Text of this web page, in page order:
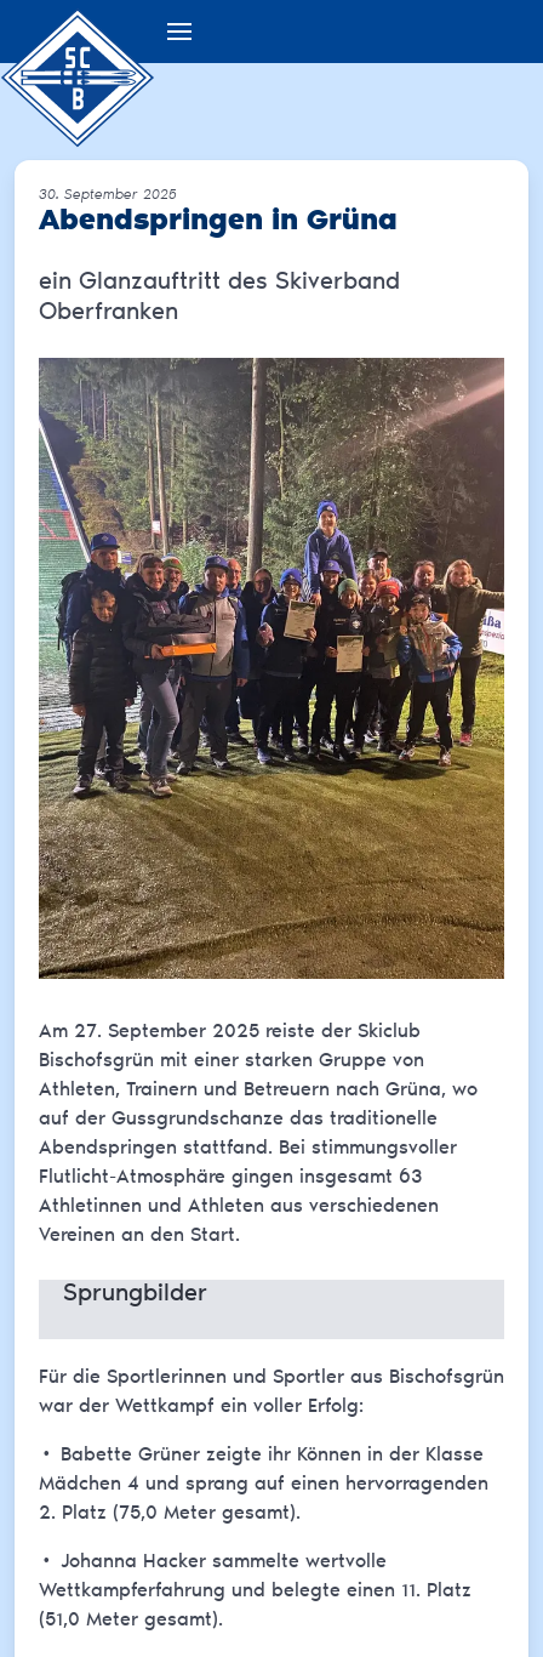
30. September 2025
Abendspringen in Grüna
ein Glanzauftritt des Skiverband
Oberfranken
Am 27. September 2025 reiste der Skiclub
Bischofsgrün mit einer starken Gruppe von
Athleten, Trainern und Betreuern nach Grüna, wo
auf der Gussgrundschanze das traditionelle
Abendspringen stattfand. Bei stimmungsvoller
Flutlicht-Atmosphäre gingen insgesamt 63
Athletinnen und Athleten aus verschiedenen
Vereinen an den Start.
Sprungbilder
Für die Sportlerinnen und Sportler aus Bischofsgrün
war der Wettkampf ein voller Erfolg:
• Babette Grüner zeigte ihr Können in der Klasse
Mädchen 4 und sprang auf einen hervorragenden
2. Platz (75,0 Meter gesamt).
• Johanna Hacker sammelte wertvolle
Wettkampferfahrung und belegte einen 11. Platz
(51,0 Meter gesamt).